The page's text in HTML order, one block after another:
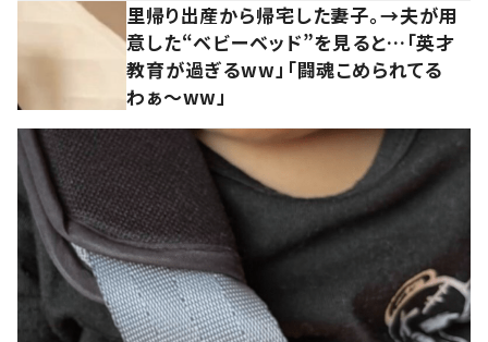
里帰り出産から帰宅した妻子。→夫が用
意した“ベビーベッド”を見ると…「英才
教育が過ぎるww」「闘魂こめられてる
わぁ～ww」